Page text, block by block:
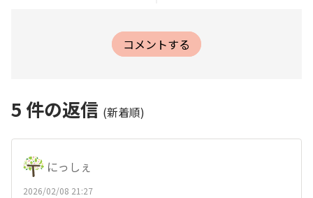
コメントする
5 件の返信 (新着順)
にっしぇ
2026/02/08 21:27